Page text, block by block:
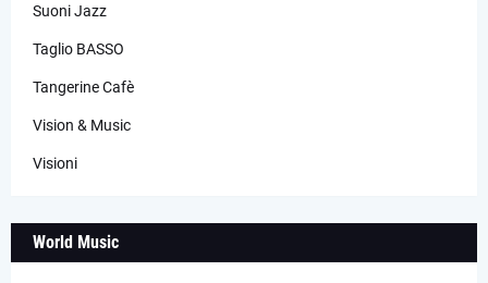
Suoni Jazz
Taglio BASSO
Tangerine Cafè
Vision & Music
Visioni
World Music